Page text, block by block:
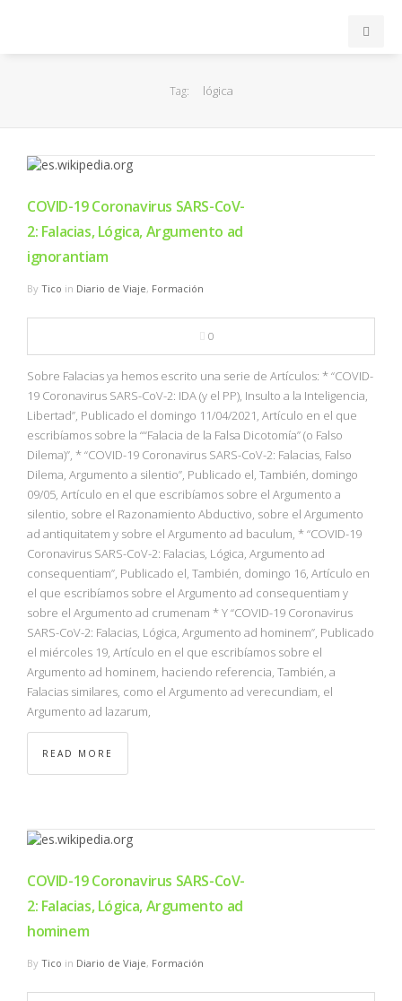
EuroLeague
FIBA
OTROS
NBA
MULTIMEDIA
RIO 2016
Tag: lógica
COVID-19 Coronavirus SARS-CoV-
2: Falacias, Lógica, Argumento ad
ignorantiam
By Tico in Diario de Viaje, Formación
0
Sobre Falacias ya hemos escrito una serie de Artículos: * “COVID-
19 Coronavirus SARS-CoV-2: IDA (y el PP), Insulto a la Inteligencia,
Libertad”, Publicado el domingo 11/04/2021, Artículo en el que
escribíamos sobre la ““Falacia de la Falsa Dicotomía” (o Falso
Dilema)”, * “COVID-19 Coronavirus SARS-CoV-2: Falacias, Falso
Dilema, Argumento a silentio”, Publicado el, También, domingo
09/05, Artículo en el que escribíamos sobre el Argumento a
silentio, sobre el Razonamiento Abductivo, sobre el Argumento
ad antiquitatem y sobre el Argumento ad baculum, * “COVID-19
Coronavirus SARS-CoV-2: Falacias, Lógica, Argumento ad
consequentiam”, Publicado el, También, domingo 16, Artículo en
el que escribíamos sobre el Argumento ad consequentiam y
sobre el Argumento ad crumenam * Y “COVID-19 Coronavirus
SARS-CoV-2: Falacias, Lógica, Argumento ad hominem”, Publicado
el miércoles 19, Artículo en el que escribíamos sobre el
Argumento ad hominem, haciendo referencia, También, a
Falacias similares, como el Argumento ad verecundiam, el
Argumento ad lazarum,
READ MORE
COVID-19 Coronavirus SARS-CoV-
2: Falacias, Lógica, Argumento ad
hominem
By Tico in Diario de Viaje, Formación